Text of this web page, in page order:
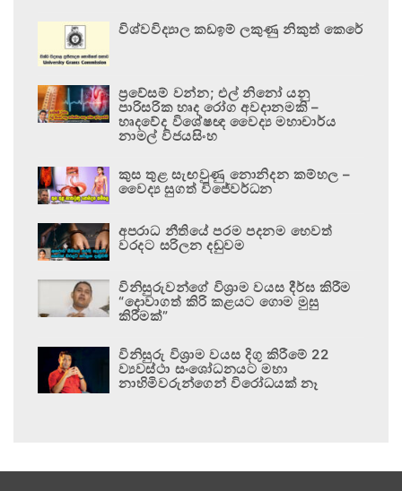
විශ්වවිද්‍යාල කඩඉම් ලකුණු නිකුත් කෙරේ
ප්‍රවේසම් වන්න; එල් නිනෝ යනු
පාරිසරික හෘද රෝග අවදානමකි –
හෘදවේද විශේෂඥ වෛද්‍ය මහාචාර්ය
නාමල් විජයසිංහ
කුස තුළ සැඟවුණු නොනිදන කම්හල –
වෛද්‍ය සුගත් විජේවර්ධන
අපරාධ නීතියේ පරම පදනම හෙවත්
වරදට සරිලන දඬුවම
විනිසුරුවන්ගේ විශ්‍රාම වයස දීර්ඝ කිරීම
“දොවාගත් කිරි කළයට ගොම මුසු
කිරීමක්”
විනිසුරු විශ්‍රාම වයස දිගු කිරීමේ 22
ව්‍යවස්ථා සංශෝධනයට මහා
නාහිමිවරුන්ගෙන් විරෝධයක් නෑ